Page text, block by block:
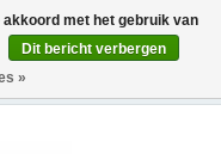
akkoord met het gebruik van
Dit bericht verbergen
»